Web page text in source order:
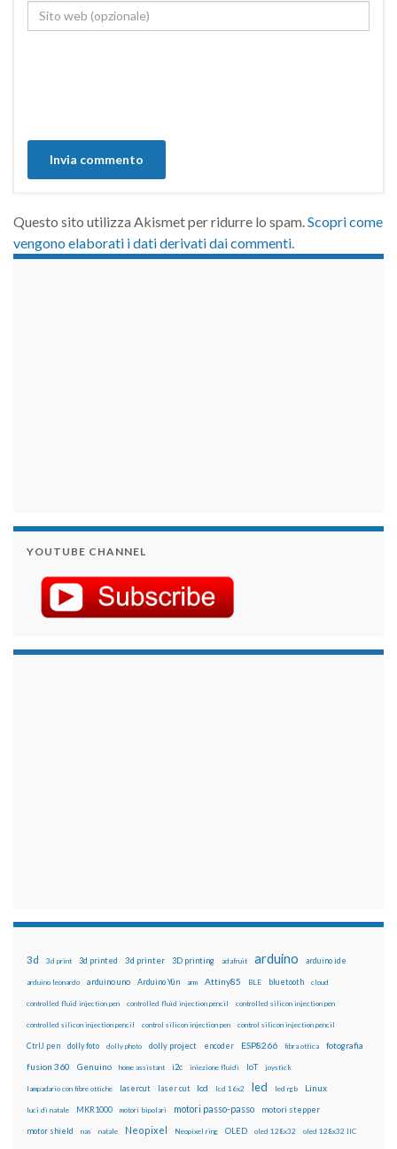
Questo sito utilizza Akismet per ridurre lo spam.Scopri come
vengono elaborati i dati derivati dai commenti.
YOUTUBE CHANNEL
3d 3d print 3d printed 3d printer 3D printing adafruit arduino arduino ide
arduino leonardo arduino uno Arduino Yún arm Attiny85 BLE bluetooth cloud
controlled fluid injection pen controlled fluid injection pencil controlled silicon injection pen
controlled silicon injection pencil control silicon injection pen control silicon injection pencil
CtrlJ pen dolly foto dolly photo dolly project encoder ESP8266 fibra ottica fotografia
fusion 360 Genuino home assistant i2c iniezione fluidi IoT joystick
lampadario con fibre ottiche lasercut laser cut lcd lcd 16x2 led led rgb Linux
luci di natale MKR1000 motori bipolari motori passo-passo motori stepper
motor shield nas natale Neopixel Neopixel ring OLED oled 128x32 oled 128x32 IIC